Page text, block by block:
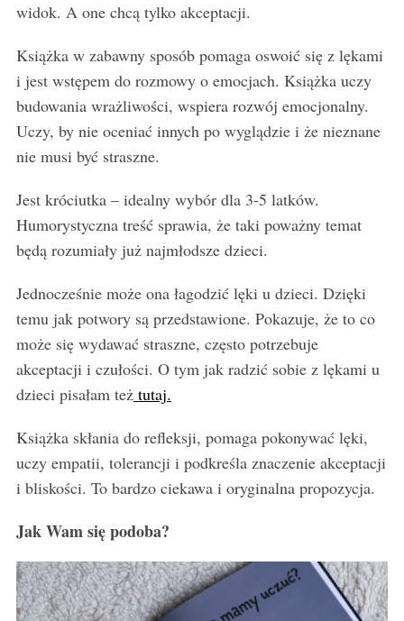
widok. A one chcą tylko akceptacji.
Książka w zabawny sposób pomaga oswoić się z lękami
i jest wstępem do rozmowy o emocjach. Książka uczy
budowania wrażliwości, wspiera rozwój emocjonalny.
Uczy, by nie oceniać innych po wyglądzie i że nieznane
nie musi być straszne.
Jest króciutka – idealny wybór dla 3-5 latków.
Humorystyczna treść sprawia, że taki poważny temat
będą rozumiały już najmłodsze dzieci.
Jednocześnie może ona łagodzić lęki u dzieci. Dzięki
temu jak potwory są przedstawione. Pokazuje, że to co
może się wydawać straszne, często potrzebuje
akceptacji i czułości. O tym jak radzić sobie z lękami u
dzieci pisałam teżtutaj.
Książka skłania do refleksji, pomaga pokonywać lęki,
uczy empatii, tolerancji i podkreśla znaczenie akceptacji
i bliskości. To bardzo ciekawa i oryginalna propozycja.
Jak Wam się podoba?